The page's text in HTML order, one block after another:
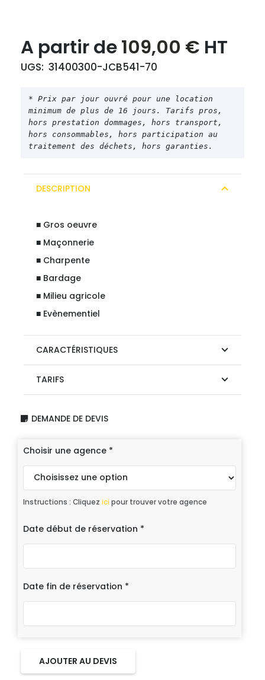
A partir deLe
prix
était :
109,00 €.
109,00 € Le
est :
HT
UGS: 31400300-JCB541-70
* Prix par jour ouvré pour une location
minimum de plus de 16 jours. Tarifs pros,
hors prestation dommages, hors transport,
hors consommables, hors participation au
traitement des déchets, hors garanties.
DESCRIPTION
■ Gros oeuvre
■ Maçonnerie
■ Charpente
■ Bardage
■ Milieu agricole
■ Evènementiel
CARACTÉRISTIQUES
TARIFS
DEMANDE DE DEVIS
Choisir une agence *
Instructions : Cliquez ici pour trouver votre agence
Date début de réservation *
Date fin de réservation *
AJOUTER AU DEVIS